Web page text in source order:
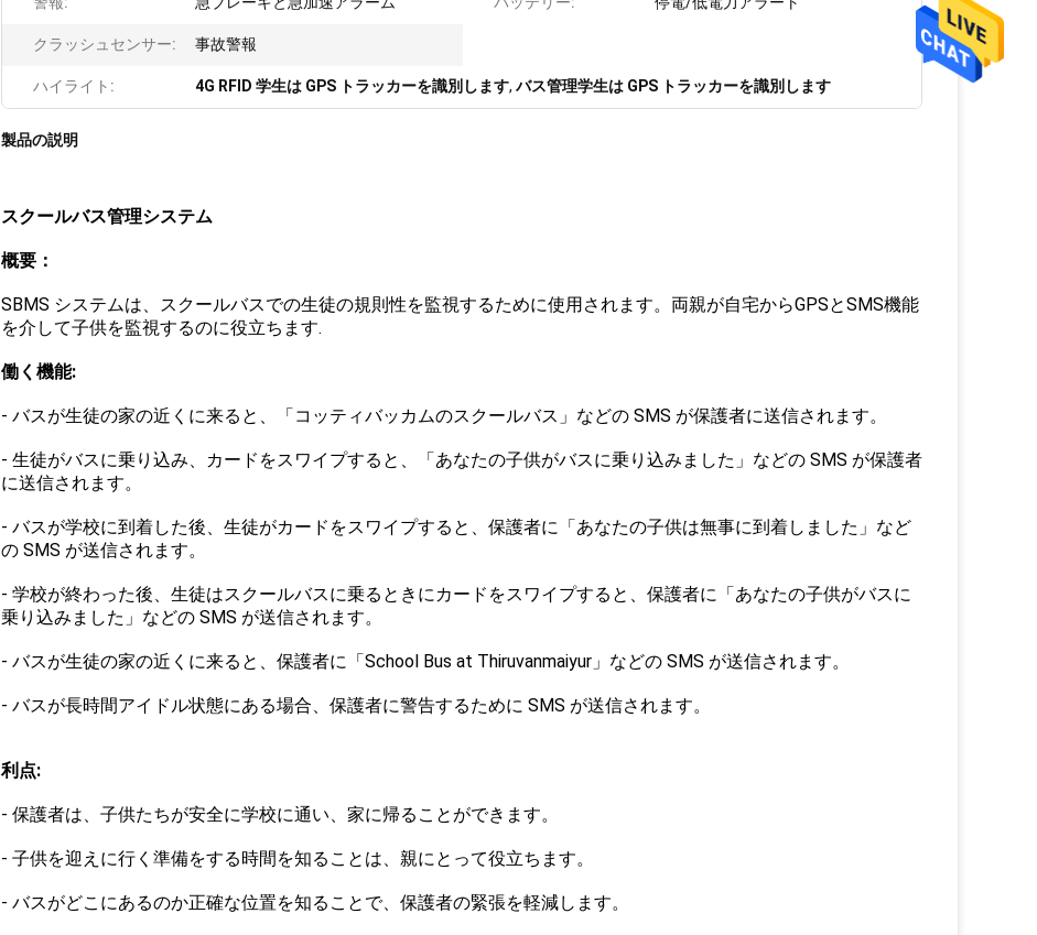
クラッシュセンサー: 事故警報
ハイライト: 4G RFID 学生は GPS トラッカーを識別します, バス管理学生は GPS トラッカーを識別します
製品の説明
スクールバス管理システム
概要：
SBMS システムは、スクールバスでの生徒の規則性を監視するために使用されます。両親が自宅からGPSとSMS機能
を介して子供を監視するのに役立ちます.
働く機能:
- バスが生徒の家の近くに来ると、「コッティバッカムのスクールバス」などの SMS が保護者に送信されます。
- 生徒がバスに乗り込み、カードをスワイプすると、「あなたの子供がバスに乗り込みました」などの SMS が保護者
に送信されます。
- バスが学校に到着した後、生徒がカードをスワイプすると、保護者に「あなたの子供は無事に到着しました」など
の SMS が送信されます。
- 学校が終わった後、生徒はスクールバスに乗るときにカードをスワイプすると、保護者に「あなたの子供がバスに
乗り込みました」などの SMS が送信されます。
- バスが生徒の家の近くに来ると、保護者に「School Bus at Thiruvanmaiyur」などの SMS が送信されます。
- バスが長時間アイドル状態にある場合、保護者に警告するために SMS が送信されます。
利点:
- 保護者は、子供たちが安全に学校に通い、家に帰ることができます。
- 子供を迎えに行く準備をする時間を知ることは、親にとって役立ちます。
- バスがどこにあるのか正確な位置を知ることで、保護者の緊張を軽減します。